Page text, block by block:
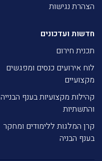
הצהרת נגישות
חדשות ועדכונים
תכנית חירום
לוח אירועים כנסים ומפגשים
מקצועיים
קהילות מקצועיות בענף הבנייה
והתשתיות
קרן המלגות ללימודים ומחקר
בענף הבניה